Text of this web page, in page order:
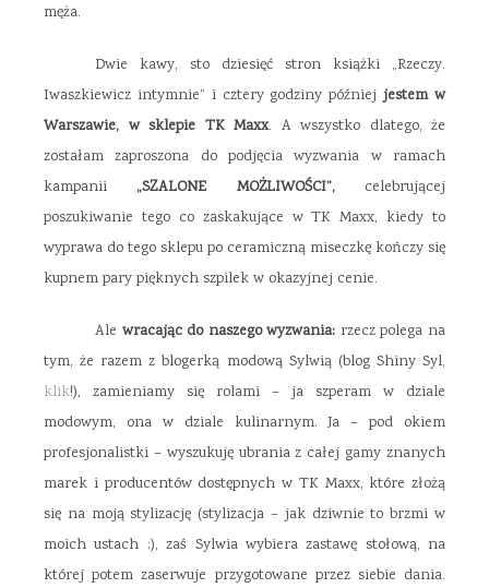
męża.
Dwie kawy, sto dziesięć stron książki „Rzeczy.
Iwaszkiewicz intymnie” i cztery godziny później jestem w
Warszawie, w sklepie TK Maxx. A wszystko dlatego, że
zostałam zaproszona do podjęcia wyzwania w ramach
kampanii „SZALONE MOŻLIWOŚCI”,celebrującej
poszukiwanie tego co zaskakujące w TK Maxx, kiedy to
wyprawa do tego sklepu po ceramiczną miseczkę kończy się
kupnem pary pięknych szpilek w okazyjnej cenie.
Ale wracając do naszego wyzwania: rzecz polega na
tym, że razem z blogerką modową Sylwią (blog Shiny Syl,
klik!), zamieniamy się rolami – ja szperam w dziale
modowym, ona w dziale kulinarnym. Ja – pod okiem
profesjonalistki – wyszukuję ubrania z całej gamy znanych
marek i producentów dostępnych w TK Maxx, które złożą
się na moją stylizację (stylizacja – jak dziwnie to brzmi w
moich ustach ;), zaś Sylwia wybiera zastawę stołową, na
której potem zaserwuje przygotowane przez siebie dania.